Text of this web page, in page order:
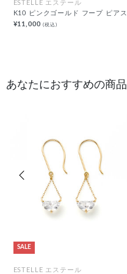
ESTELLE エステール
K10 ピンクゴールド フープ ピアス
¥11,000(税込)
あなたにおすすめの商品
SALE
ESTELLE エステール
前の画像